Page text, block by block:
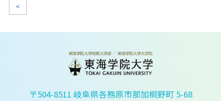
<
〒504-8511 岐阜県各務原市那加桐野町 5-68